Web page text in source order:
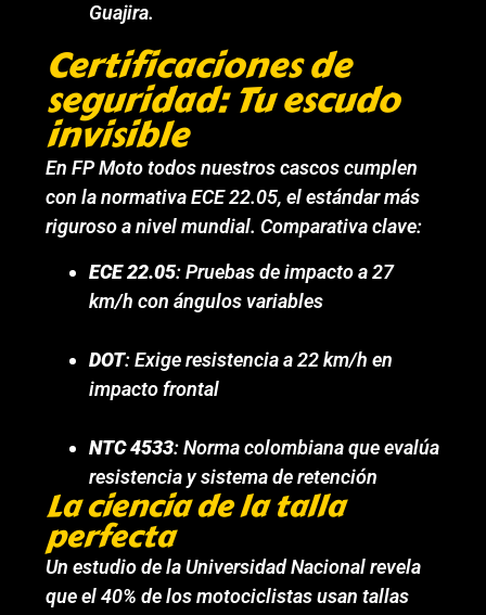
Guajira.
Certificaciones de
seguridad: Tu escudo
invisible
En FP Moto todos nuestros cascos cumplen
con la normativa ECE 22.05, el estándar más
riguroso a nivel mundial. Comparativa clave:
ECE 22.05: Pruebas de impacto a 27
km/h con ángulos variables
DOT: Exige resistencia a 22 km/h en
impacto frontal
NTC 4533: Norma colombiana que evalúa
resistencia y sistema de retención
La ciencia de la talla
perfecta
Un estudio de la Universidad Nacional revela
que el 40% de los motociclistas usan tallas